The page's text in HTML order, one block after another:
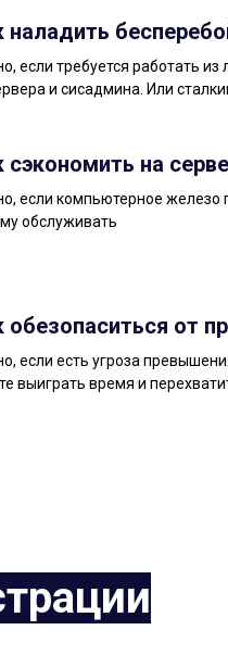
наладить
если требуется работать
и сисадмина. Или
сэкономить на
если компьютерное железо
обслуживать
обезопаситься от
если есть угроза
выиграть время и